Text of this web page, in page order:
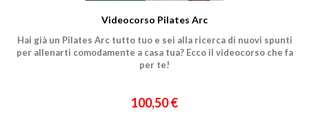
Videocorso Pilates Arc
Hai già un Pilates Arc tutto tuo e sei alla ricerca di nuovi spunti
per allenarti comodamente a casa tua? Ecco il videocorso che fa
per te!
100,50 €